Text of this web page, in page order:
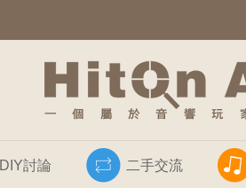
DIY討論 二手交流